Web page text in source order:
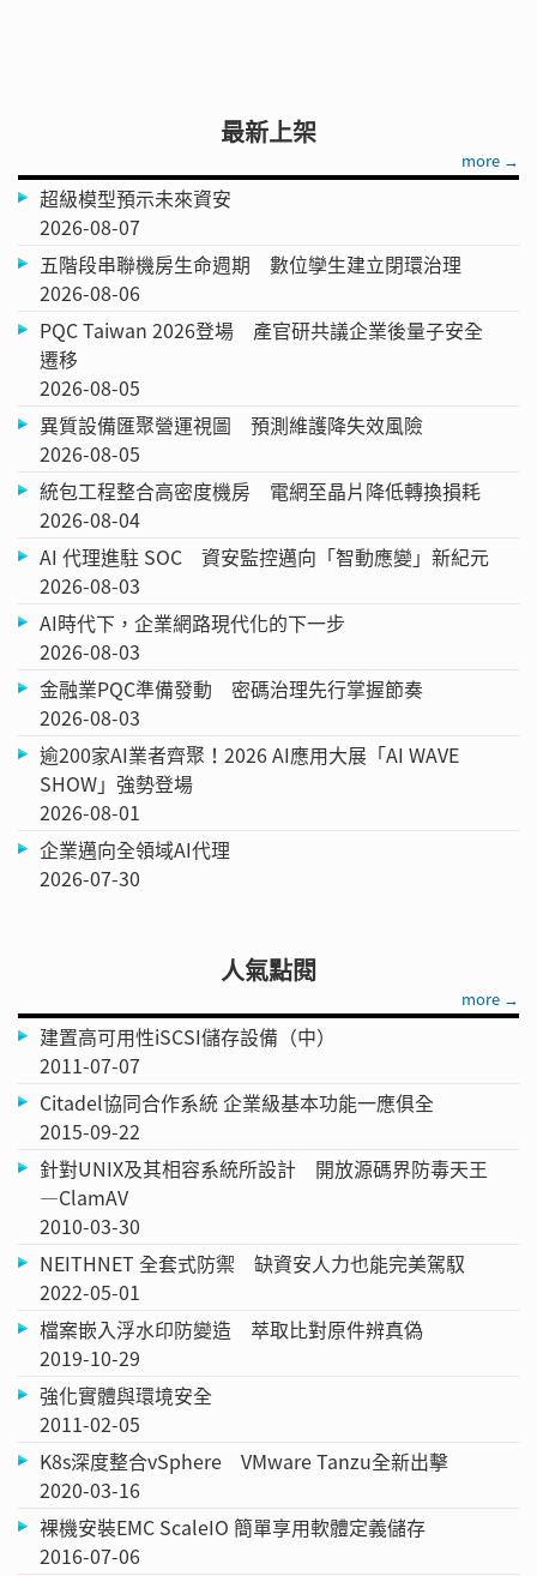
最新上架
more →
超級模型預示未來資安
2026-08-07
五階段串聯機房生命週期 數位孿生建立閉環治理
2026-08-06
PQC Taiwan 2026登場 產官研共議企業後量子安全
遷移
2026-08-05
異質設備匯聚營運視圖 預測維護降失效風險
2026-08-05
統包工程整合高密度機房 電網至晶片降低轉換損耗
2026-08-04
AI 代理進駐 SOC 資安監控邁向「智動應變」新紀元
2026-08-03
AI時代下，企業網路現代化的下一步
2026-08-03
金融業PQC準備發動 密碼治理先行掌握節奏
2026-08-03
逾200家AI業者齊聚！2026 AI應用大展「AI WAVE
SHOW」強勢登場
2026-08-01
企業邁向全領域AI代理
2026-07-30
人氣點閱
more →
建置高可用性iSCSI儲存設備（中）
2011-07-07
Citadel協同合作系統 企業級基本功能一應俱全
2015-09-22
針對UNIX及其相容系統所設計 開放源碼界防毒天王
—ClamAV
2010-03-30
NEITHNET 全套式防禦 缺資安人力也能完美駕馭
2022-05-01
檔案嵌入浮水印防變造 萃取比對原件辨真偽
2019-10-29
強化實體與環境安全
2011-02-05
K8s深度整合vSphere VMware Tanzu全新出擊
2020-03-16
裸機安裝EMC ScaleIO 簡單享用軟體定義儲存
2016-07-06